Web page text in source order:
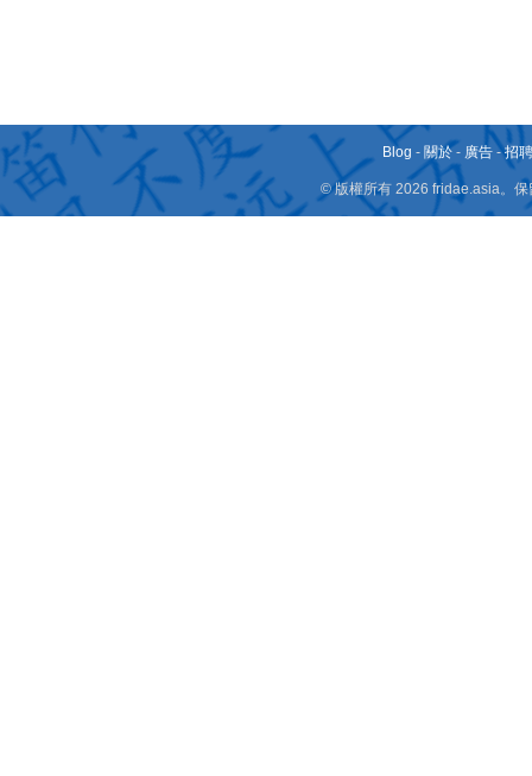
Blog - 關於 - 廣告 -招
© 版權所有 2026 fridae.asia。